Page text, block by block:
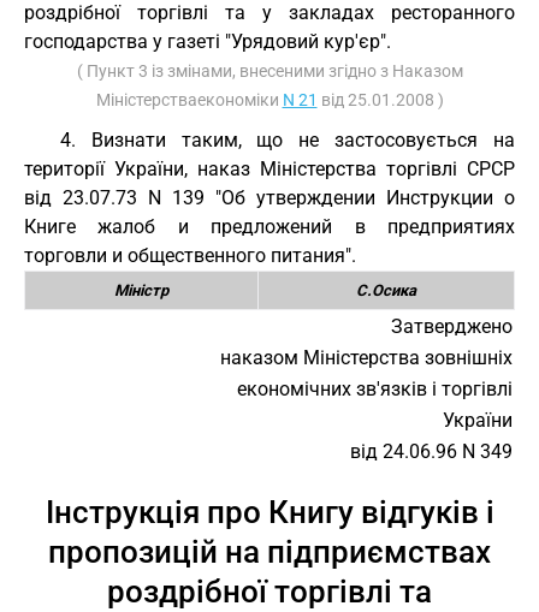
роздрібної торгівлі та у закладах ресторанного
господарства у газеті "Урядовий кур'єр".
( Пункт 3 із змінами, внесеними згідно з Наказом
Міністерстваекономіки N 21 від 25.01.2008 )
4. Визнати таким, що не застосовується на
території України, наказ Міністерства торгівлі СРСР
від 23.07.73 N 139 "Об утверждении Инструкции о
Книге жалоб и предложений в предприятиях
торговли и общественного питания".
Міністр С.Осика
Затверджено
наказом Міністерства зовнішніх
економічних зв'язків і торгівлі
України
від 24.06.96 N 349
Інструкція про Книгу відгуків і
пропозицій на підприємствах
роздрібної торгівлі та